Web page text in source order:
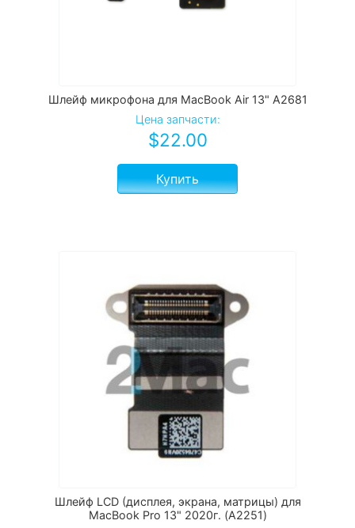
Шлейф микрофона для MacBook Air 13" A2681
Цена запчасти:
$22.00
Купить
Шлейф LCD (дисплея, экрана, матрицы) для
MacBook Pro 13" 2020г. (A2251)